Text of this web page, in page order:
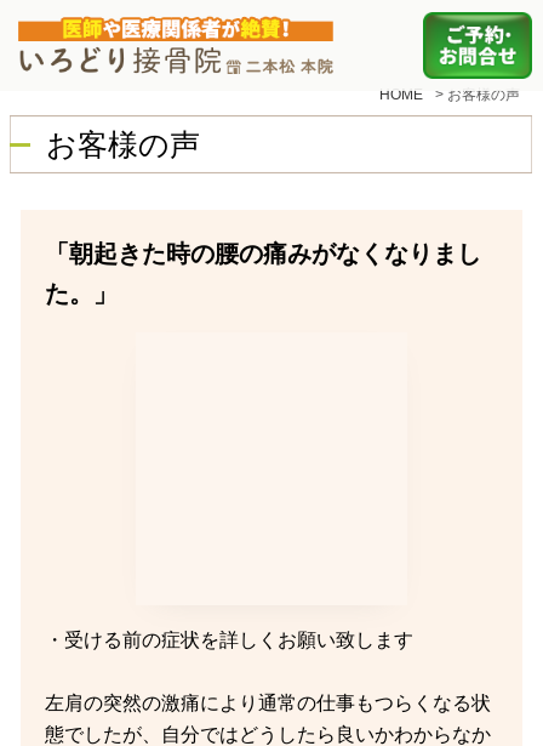
HOME > お客様の声
お客様の声
「朝起きた時の腰の痛みがなくなりまし
た。」
・受ける前の症状を詳しくお願い致します
左肩の突然の激痛により通常の仕事もつらくなる状
態でしたが、自分ではどうしたら良いかわからなか